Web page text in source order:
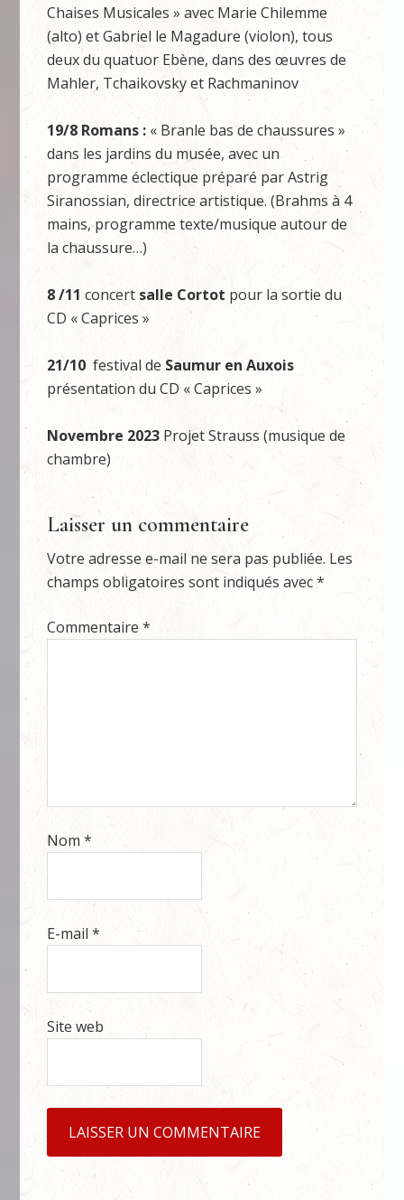
Chaises Musicales » avec Marie Chilemme
(alto) et Gabriel le Magadure (violon), tous
deux du quatuor Ebène, dans des œuvres de
Mahler, Tchaikovsky et Rachmaninov
19/8 Romans : « Branle bas de chaussures »
dans les jardins du musée, avec un
programme éclectique préparé par Astrig
Siranossian, directrice artistique. (Brahms à 4
mains, programme texte/musique autour de
la chaussure…)
8 /11 concert salle Cortot pour la sortie du
CD « Caprices »
21/10 festival de Saumur en Auxois
présentation du CD « Caprices »
Novembre 2023 Projet Strauss (musique de
chambre)
Laisser un commentaire
Votre adresse e-mail ne sera pas publiée. Les
champs obligatoires sont indiqués avec*
Commentaire*
Nom*
E-mail*
Site web